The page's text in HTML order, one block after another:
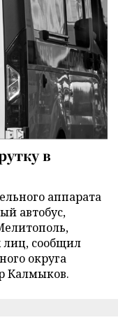
в
аппарата
автобус,
лиц, сообщил
округа
Калмыков.